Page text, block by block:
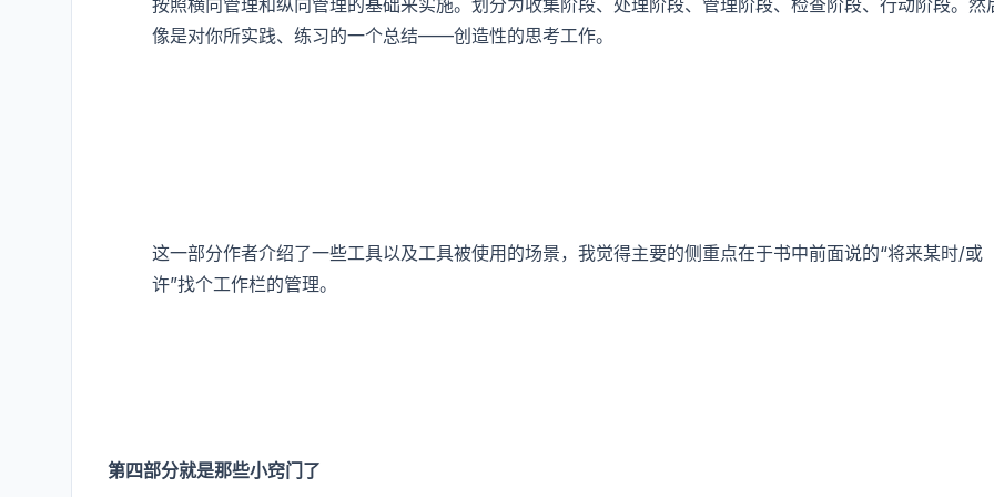
按照横向管理和纵向管理的基础来实施。划分为收集阶段、处理阶段、管理阶段、检查阶段、行动阶段。然
像是对你所实践、练习的一个总结——创造性的思考工作。
这一部分作者介绍了一些工具以及工具被使用的场景，我觉得主要的侧重点在于书中前面说的“将来某时/或
许”找个工作栏的管理。
第四部分就是那些小窍门了